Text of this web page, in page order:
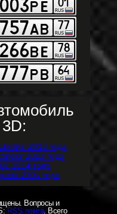
Вопросы и
RSS лента. Всего